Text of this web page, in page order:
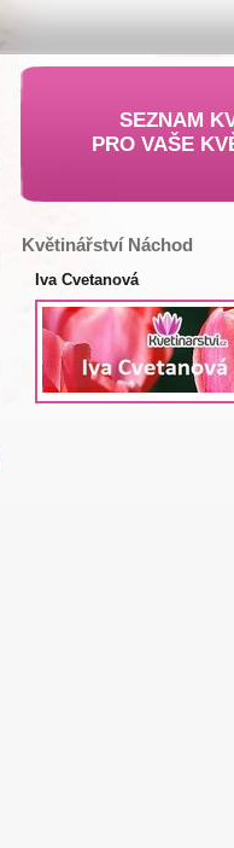
SEZNAM
PRO VAŠE
Květinářství Náchod
Iva Cvetanová